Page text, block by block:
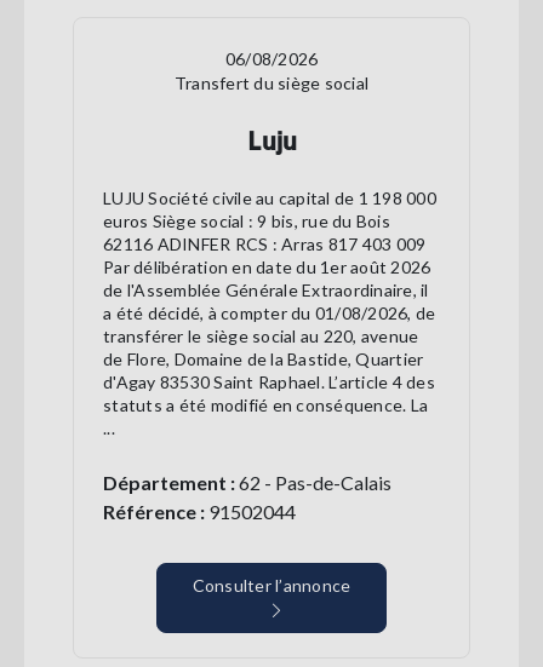
06/08/2026
Transfert du siège social
Luju
LUJU Société civile au capital de 1 198 000
euros Siège social : 9 bis, rue du Bois
62116 ADINFER RCS : Arras 817 403 009
Par délibération en date du 1er août 2026
de l'Assemblée Générale Extraordinaire, il
a été décidé, à compter du 01/08/2026, de
transférer le siège social au 220, avenue
de Flore, Domaine de la Bastide, Quartier
d'Agay 83530 Saint Raphael. L’article 4 des
statuts a été modifié en conséquence. La
...
Département :62 - Pas-de-Calais
Référence : 91502044
Consulter l’annonce